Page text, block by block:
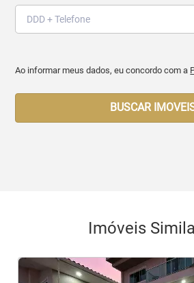
Ao informar meus dados, eu concordo com a
BUSCAR
Imóveis
< <<<